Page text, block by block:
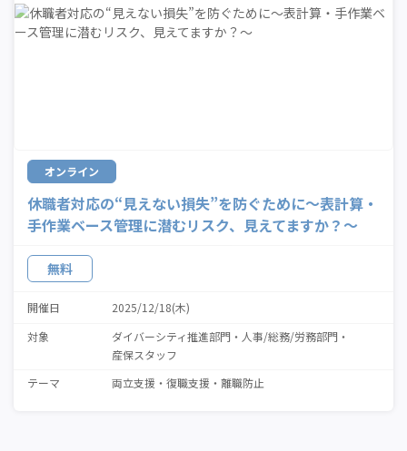
オンライン
休職者対応の“見えない損失”を防ぐために～表計算・
手作業ベース管理に潜むリスク、見えてますか？～
無料
開催日
2025/12/18(木)
対象
ダイバーシティ推進部門
人事/総務/労務部門
産保スタッフ
テーマ
両立支援 復職支援 離職防止